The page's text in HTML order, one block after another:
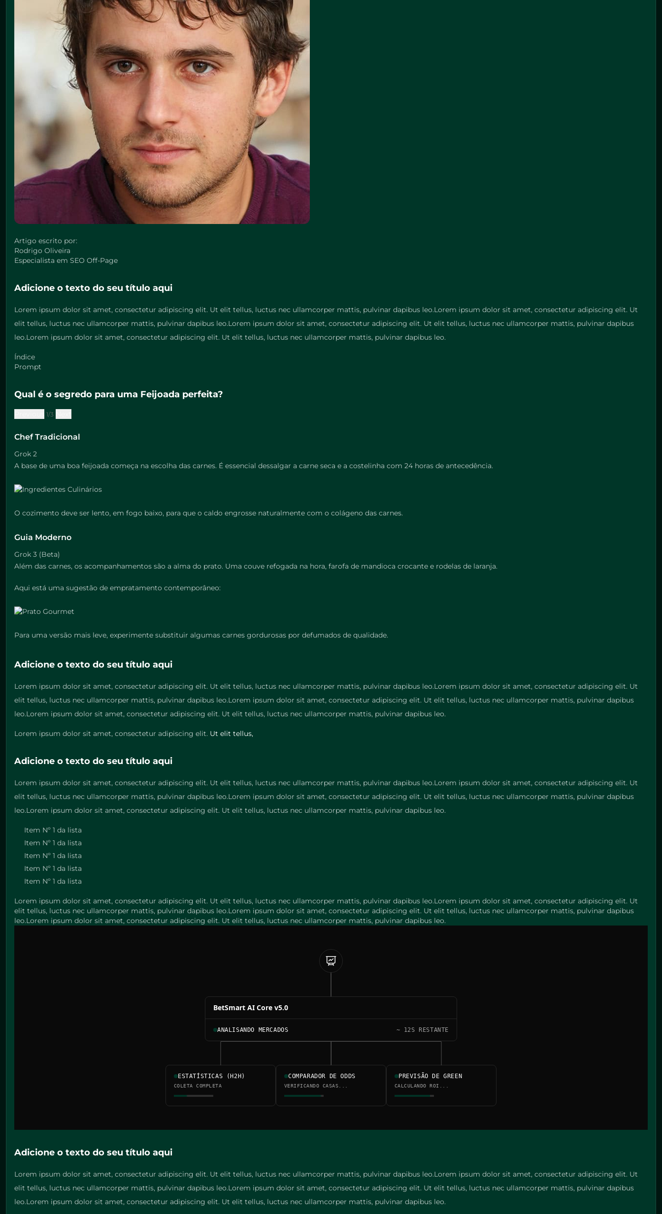
Artigo escrito por:
Rodrigo Oliveira
Especialista em SEO Off-Page
Adicione o texto do seu título aqui
Lorem ipsum dolor sit amet, consectetur adipiscing elit. Ut elit tellus, luctus nec ullamcorper mattis, pulvinar dapibus leo.Lorem ipsum dolor sit amet, consectetur adipiscing elit. Ut
elit tellus, luctus nec ullamcorper mattis, pulvinar dapibus leo.Lorem ipsum dolor sit amet, consectetur adipiscing elit. Ut elit tellus, luctus nec ullamcorper mattis, pulvinar dapibus
leo.Lorem ipsum dolor sit amet, consectetur adipiscing elit. Ut elit tellus, luctus nec ullamcorper mattis, pulvinar dapibus leo.
Índice
Prompt
Qual é o segredo para uma Feijoada perfeita?
1/3
Chef Tradicional
Grok 2
A base de uma boa feijoada começa na escolha das carnes. É essencial dessalgar a carne seca e a costelinha com 24 horas de antecedência.
O cozimento deve ser lento, em fogo baixo, para que o caldo engrosse naturalmente com o colágeno das carnes.
Guia Moderno
Grok 3 (Beta)
Além das carnes, os acompanhamentos são a alma do prato. Uma couve refogada na hora, farofa de mandioca crocante e rodelas de laranja.
Aqui está uma sugestão de empratamento contemporâneo:
Para uma versão mais leve, experimente substituir algumas carnes gordurosas por defumados de qualidade.
Adicione o texto do seu título aqui
Lorem ipsum dolor sit amet, consectetur adipiscing elit. Ut elit tellus, luctus nec ullamcorper mattis, pulvinar dapibus leo.Lorem ipsum dolor sit amet, consectetur adipiscing elit. Ut
elit tellus, luctus nec ullamcorper mattis, pulvinar dapibus leo.Lorem ipsum dolor sit amet, consectetur adipiscing elit. Ut elit tellus, luctus nec ullamcorper mattis, pulvinar dapibus
leo.Lorem ipsum dolor sit amet, consectetur adipiscing elit. Ut elit tellus, luctus nec ullamcorper mattis, pulvinar dapibus leo.
Lorem ipsum dolor sit amet, consectetur adipiscing elit. Ut elit tellus,
Adicione o texto do seu título aqui
Lorem ipsum dolor sit amet, consectetur adipiscing elit. Ut elit tellus, luctus nec ullamcorper mattis, pulvinar dapibus leo.Lorem ipsum dolor sit amet, consectetur adipiscing elit. Ut
elit tellus, luctus nec ullamcorper mattis, pulvinar dapibus leo.Lorem ipsum dolor sit amet, consectetur adipiscing elit. Ut elit tellus, luctus nec ullamcorper mattis, pulvinar dapibus
leo.Lorem ipsum dolor sit amet, consectetur adipiscing elit. Ut elit tellus, luctus nec ullamcorper mattis, pulvinar dapibus leo.
Item Nº 1 da lista
Item Nº 1 da lista
Item Nº 1 da lista
Item Nº 1 da lista
Item Nº 1 da lista
Lorem ipsum dolor sit amet, consectetur adipiscing elit. Ut elit tellus, luctus nec ullamcorper mattis, pulvinar dapibus leo.Lorem ipsum dolor sit amet, consectetur adipiscing elit. Ut
elit tellus, luctus nec ullamcorper mattis, pulvinar dapibus leo.Lorem ipsum dolor sit amet, consectetur adipiscing elit. Ut elit tellus, luctus nec ullamcorper mattis, pulvinar dapibus
leo.Lorem ipsum dolor sit amet, consectetur adipiscing elit. Ut elit tellus, luctus nec ullamcorper mattis, pulvinar dapibus leo.
BetSmart AI Core v5.0
ANALISANDO MERCADOS ~ 12S RESTANTE
ESTATÍSTICAS (H2H)
COLETA COMPLETA
COMPARADOR DE ODDS
VERIFICANDO CASAS...
PREVISÃO DE GREEN
CALCULANDO ROI...
Adicione o texto do seu título aqui
Lorem ipsum dolor sit amet, consectetur adipiscing elit. Ut elit tellus, luctus nec ullamcorper mattis, pulvinar dapibus leo.Lorem ipsum dolor sit amet, consectetur adipiscing elit. Ut
elit tellus, luctus nec ullamcorper mattis, pulvinar dapibus leo.Lorem ipsum dolor sit amet, consectetur adipiscing elit. Ut elit tellus, luctus nec ullamcorper mattis, pulvinar dapibus
leo.Lorem ipsum dolor sit amet, consectetur adipiscing elit. Ut elit tellus, luctus nec ullamcorper mattis, pulvinar dapibus leo.